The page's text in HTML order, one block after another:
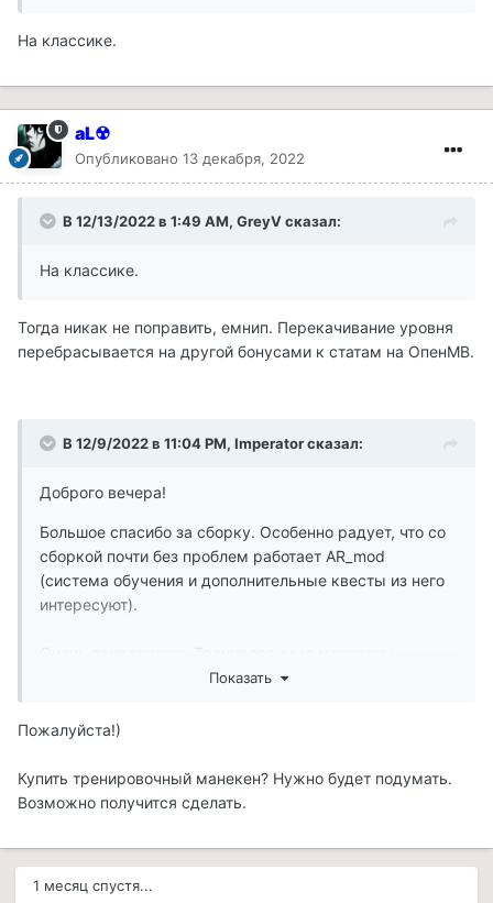
На классике.
aL☢
Опубликовано 13 декабря, 2022
В 12/13/2022 в 1:49 AM, GreyVсказал:
На классике.
Тогда никак не поправить, емнип. Перекачивание уровня
перебрасывается на другой бонусами к статам на ОпенМВ.
В 12/9/2022 в 11:04 PM, Imperatorсказал:
Доброго вечера!
Большое спасибо за сборку. Особенно радует, что со
сборкой почти без проблем работает AR_mod
(система обучения и дополнительные квесты из него
интересуют).
хотелось бы иметь возможность покупать такой
манекены, но это просто декоративные предметы)
DH_Furniture будет достаточно навесить скрипт, а
оказалось в вашей сборке манекен-то живой
чемодан торговца тоже не удалась.
Показать
Пожалуйста!)
Купить тренировочный манекен? Нужно будет подумать.
Возможно получится сделать.
1 месяц спустя...